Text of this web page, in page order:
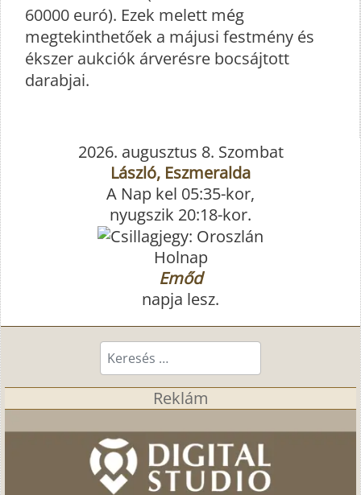
60000 euró). Ezek melett még
megtekinthetőek a májusi festmény és
ékszer aukciók árverésre bocsájtott
darabjai.
2026. augusztus 8. Szombat
László, Eszmeralda
A Nap kel 05:35-kor,
nyugszik 20:18-kor.
Holnap
Emőd
napja lesz.
Keresés...
Reklám